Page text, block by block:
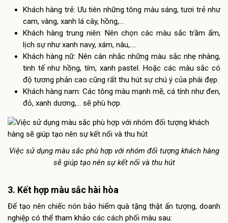
Khách hàng trẻ: Ưu tiên những tông màu sáng, tươi trẻ như
cam, vàng, xanh lá cây, hồng,…
Khách hàng trung niên: Nên chọn các màu sắc trầm ấm,
lịch sự như xanh navy, xám, nâu,….
Khách hàng nữ: Nên cân nhắc những màu sắc nhẹ nhàng,
tinh tế như hồng, tím, xanh pastel. Hoặc các màu sắc có
độ tương phản cao cũng rất thu hút sự chú ý của phái đẹp.
Khách hàng nam: Các tông màu mạnh mẽ, cá tính như đen,
đỏ, xanh dương,… sẽ phù hợp.
Việc sử dụng màu sắc phù hợp với nhóm đối tượng khách hàng
sẽ giúp tạo nên sự kết nối và thu hút
3. Kết hợp màu sắc hài hòa
Để tạo nên chiếc nón bảo hiểm quà tặng thật ấn tượng, doanh
nghiệp có thể tham khảo các cách phối màu sau: